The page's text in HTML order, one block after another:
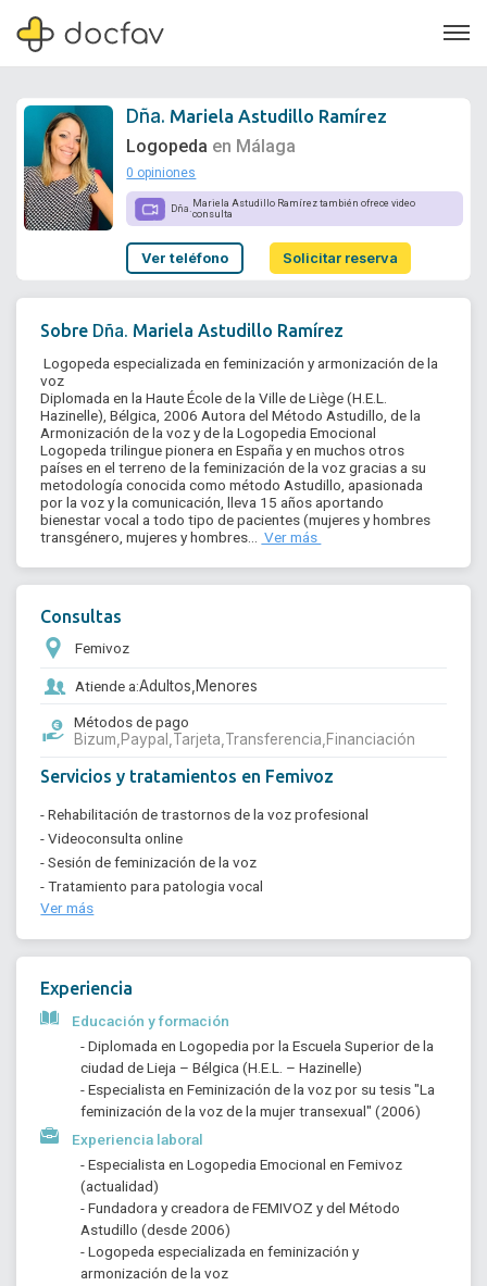
Soporte
Quiénes somos
¿Eres un doctor?
Dña. Mariela Astudillo Ramírez
Logopeda en Málaga
0 opiniones
Dña. Mariela Astudillo Ramírez también ofrece video
consulta
Ver teléfono Solicitar reserva
Sobre Dña. Mariela Astudillo Ramírez
Logopeda especializada en feminización y armonización de la
voz
Diplomada en la Haute École de la Ville de Liège (H.E.L.
Hazinelle), Bélgica, 2006 Autora del Método Astudillo, de la
Armonización de la voz y de la Logopedia Emocional
Logopeda trilingue pionera en España y en muchos otros
países en el terreno de la feminización de la voz gracias a su
metodología conocida como método Astudillo, apasionada
por la voz y la comunicación, lleva 15 años aportando
bienestar vocal a todo tipo de pacientes (mujeres y hombres
transgénero, mujeres y hombres...
Ver más
Consultas
Femivoz
Atiende a:Adultos, Menores
Métodos de pago
Bizum, Paypal, Tarjeta, Transferencia, Financiación
Servicios y tratamientos en Femivoz
- Rehabilitación de trastornos de la voz profesional
- Videoconsulta online
- Sesión de feminización de la voz
- Tratamiento para patologia vocal
Ver más
Experiencia
Educación y formación
- Diplomada en Logopedia por la Escuela Superior de la
ciudad de Lieja – Bélgica (H.E.L. – Hazinelle)
- Especialista en Feminización de la voz por su tesis "La
feminización de la voz de la mujer transexual" (2006)
Experiencia laboral
- Especialista en Logopedia Emocional en Femivoz
(actualidad)
- Fundadora y creadora de FEMIVOZ y del Método
Astudillo (desde 2006)
- Logopeda especializada en feminización y
armonización de la voz